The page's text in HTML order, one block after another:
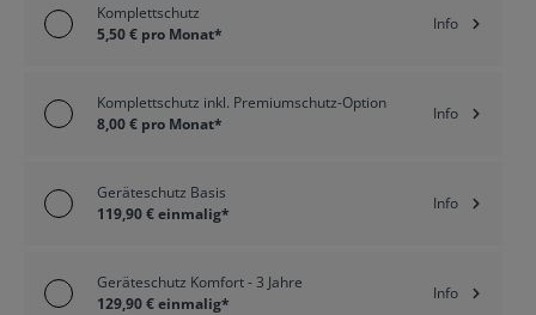
Komplettschutz
5,50 € pro Monat*
Info
Komplettschutz inkl. Premiumschutz-Option
8,00 € pro Monat*
Info
Geräteschutz Basis
119,90 € einmalig*
Info
Geräteschutz Komfort - 3 Jahre
129,90 € einmalig*
Info